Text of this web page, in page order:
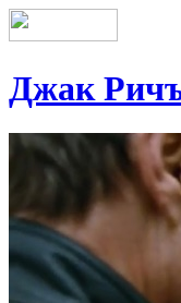
Джак